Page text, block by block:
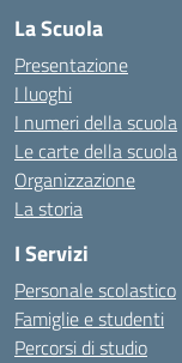
La Scuola
Presentazione
I luoghi
I numeri della scuola
Le carte della scuola
Organizzazione
La storia
I Servizi
Personale scolastico
Famiglie e studenti
Percorsi di studio